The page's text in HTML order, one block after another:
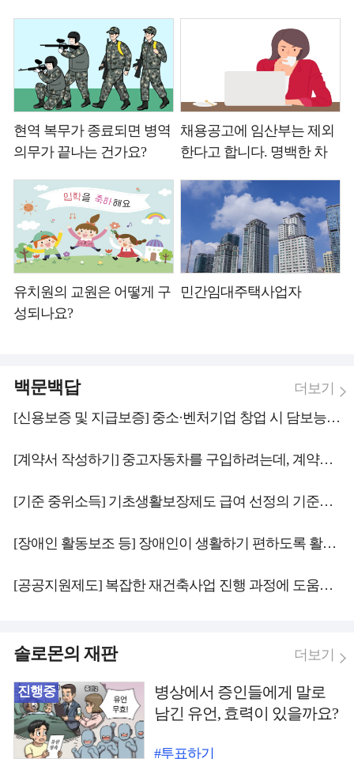
고자가 없는 사망자의 장례
는 누가 치러 주나요?
현역 복무가 종료되면 병역
의무가 끝나는 건가요?
채용공고에 임산부는 제외
한다고 합니다. 명백한 차
유치원의 교원은 어떻게 구
성되나요?
민간임대주택사업자
백문백답
[신용보증 및 지급보증] 중소·벤처기업 창업 시 담보능력 부족으로 대출이 어려울 때 국가에서 이를 보증해 주는 제도는 없나요?
[계약서 작성하기] 중고자동차를 구입하려는데, 계약서를 작성할 때 주의해야 할 사항은 뭔가요?
[기준 중위소득] 기초생활보장제도 급여 선정의 기준이 되는 "기준 중위소득"이 무엇인지 궁금합니다.
[장애인 활동보조 등] 장애인이 생활하기 편하도록 활동지원급여를 제공한다던데 이것은 무엇인가요?
[공공지원제도] 복잡한 재건축사업 진행 과정에 도움을 주는 공적 지원제도가 있나요?
더보기
솔로몬의 재판
진행중
병상에서 증인들에게 말로
남긴 유언, 효력이 있을까요?
#투표하기
더보기